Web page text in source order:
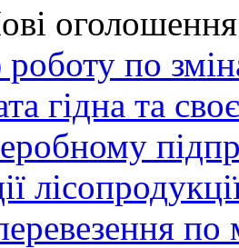
оголошення
по
гідна та
по